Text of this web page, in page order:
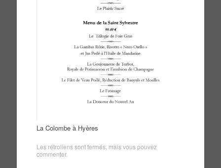
La Colombe à Hyères
Les rétroliens sont fermés, mais vous pouvez
commenter.